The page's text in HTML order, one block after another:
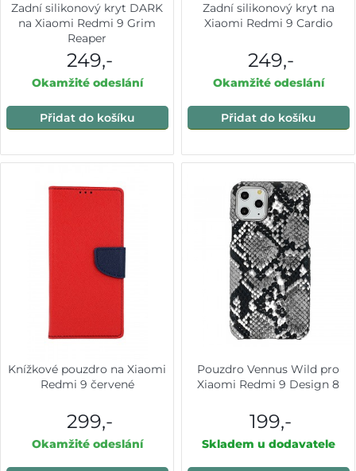
Zadní silikonový kryt DARK
na Xiaomi Redmi 9 Grim
Reaper
249,-
Okamžité odeslání
Přidat do košíku
Zadní silikonový kryt na
Xiaomi Redmi 9 Cardio
249,-
Okamžité odeslání
Přidat do košíku
Knížkové pouzdro na Xiaomi
Redmi 9 červené
299,-
Okamžité odeslání
Pouzdro Vennus Wild pro
Xiaomi Redmi 9 Design 8
199,-
Skladem u dodavatele